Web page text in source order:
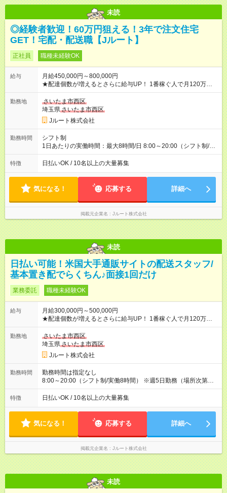
未読
◎経験者歓迎！60万円狙える！3年で注文住宅
GET！宅配・配送職【Jルート】
正社員 職種未経験OK
給与
月給450,000円～800,000円
★配達個数が増えるとさらに給与UP！ 1番稼ぐ人で月120万ほ
ど！ ・主要都市エリア 月収55万円／週5日稼働 月収65万~112
万円／週6日稼働 ・地方郊外エリア 月収40万円／週5日稼働 月
収40万円~50万円／週6日稼働 ＜モデルイメージ＞ ■月収50万
円 (27歳男性/江東区在住)※元建築関係 1日150個配達×25日勤務
(日休み) ■月収80万円(43歳男性/墨田区在住)※元営業 1日200個
勤務地
さいたま市西区
埼玉県さいたま市西区
Jルート株式会社
勤務時間
シフト制
1日あたりの実働時間：最大8時間/日 8:00～20:00（シフト制/実
働8時間） ※週5日勤務（場所次第では週4も有り） ※配達状況に
よって時間外での勤務可能性有り ※案件により多少の前後あり
特徴 日払いOK / 10名以上の大量募集
気になる！ 応募する 詳細へ
掲載元企業名 Jルート株式会社
未読
日払い可能！米国大手通販サイトの配送スタッフ/
基本置き配でらくちん♪面接1回だけ
業務委託 職種未経験OK
給与
月給300,000円～500,000円
★配達個数が増えるとさらに給与UP！ 1番稼ぐ人で月120万ほ
ど！ ・主要都市エリア 月収55万円／週5日稼働 月収65万~112
万円／週6日稼働 ・地方郊外エリア 月収40万円／週5日稼働 月
収40万円~50万円／週6日稼働 ＜モデルイメージ＞ ■月収50万
円 (27歳男性/江東区在住)※元建築関係 1日150個配達×25日勤務
(日休み) ■月収80万円(43歳男性/墨田区在住)※元営業 1日200個
勤務地
さいたま市西区
埼玉県さいたま市西区
Jルート株式会社
勤務時間
勤務時間は指定なし
8:00～20:00（シフト制/実働8時間） ※週5日勤務（場所次第で
は週4も有り） ※配達状況によって時間外での勤務可能性有り ※
案件により多少の前後あり ※配達が完了次第、帰社OKです
特徴 日払いOK / 10名以上の大量募集
気になる！ 応募する 詳細へ
掲載元企業名 Jルート株式会社
未読